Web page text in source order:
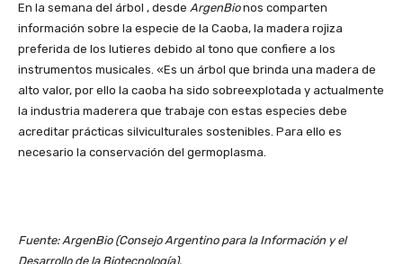
En la semana del árbol , desde ArgenBionos comparten
información sobre la especie de la Caoba, la madera rojiza
preferida de los lutieres debido al tono que confiere a los
instrumentos musicales. «Es un árbol que brinda una madera de
alto valor, por ello la caoba ha sido sobreexplotada y actualmente
la industria maderera que trabaje con estas especies debe
acreditar prácticas silviculturales sostenibles. Para ello es
necesario la conservación del germoplasma.
Fuente: ArgenBio (Consejo Argentino para la Información y el
Desarrollo de la Biotecnología).